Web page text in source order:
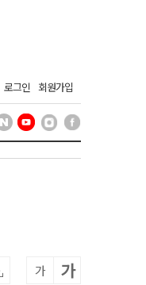
로그인 회원가입
가 가